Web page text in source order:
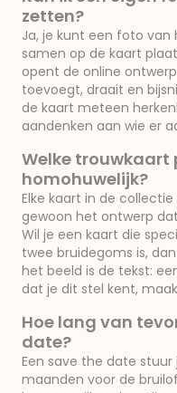
zetten?
Ja, je kunt een foto van
samen op de kaart
opent de online
toevoegt, draait en
de kaart meteen
aandenken aan wie er
Welke trouwkaart
homohuwelijk?
Elke kaart in de
gewoon het ontwerp
Wil je een kaart die
twee bruidegoms is,
het beeld is de tekst:
dat je dit stel kent,
Hoe lang van
date?
Een save the date
maanden voor de